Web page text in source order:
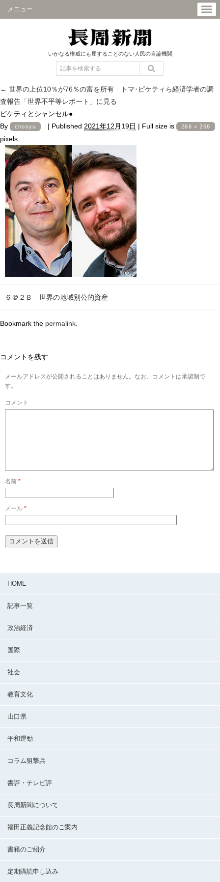
メニュー
いかなる権威にも屈することのない人民の言論機関
← 世界の上位10％が76％の富を所有 トマ･ピケティら経済学者の調
査報告「世界不平等レポート」に見る
ピケティとシャンセル●
By
chosyu | Published 2021年12月19日 | Full size is 268 × 268
pixels
６＠２Ｂ 世界の地域別公的資産
Bookmark the permalink
コメントを残す
メールアドレスが公開されることはありません。なお、コメントは承認制で
す。
コメント
名前 *
メール *
HOME
記事一覧
政治経済
国際
社会
教育文化
山口県
平和運動
コラム狙撃兵
書評・テレビ評
長周新聞について
福田正義記念館のご案内
書籍のご紹介
定期購読申し込み